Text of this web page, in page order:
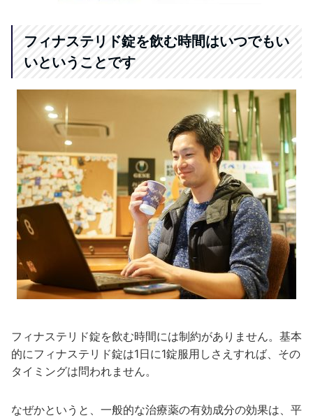
フィナステリド錠を飲む時間はいつでもい
いということです
フィナステリド錠を飲む時間には制約がありません。基本
的にフィナステリド錠は1日に1錠服用しさえすれば、その
タイミングは問われません。
なぜかというと、一般的な治療薬の有効成分の効果は、平